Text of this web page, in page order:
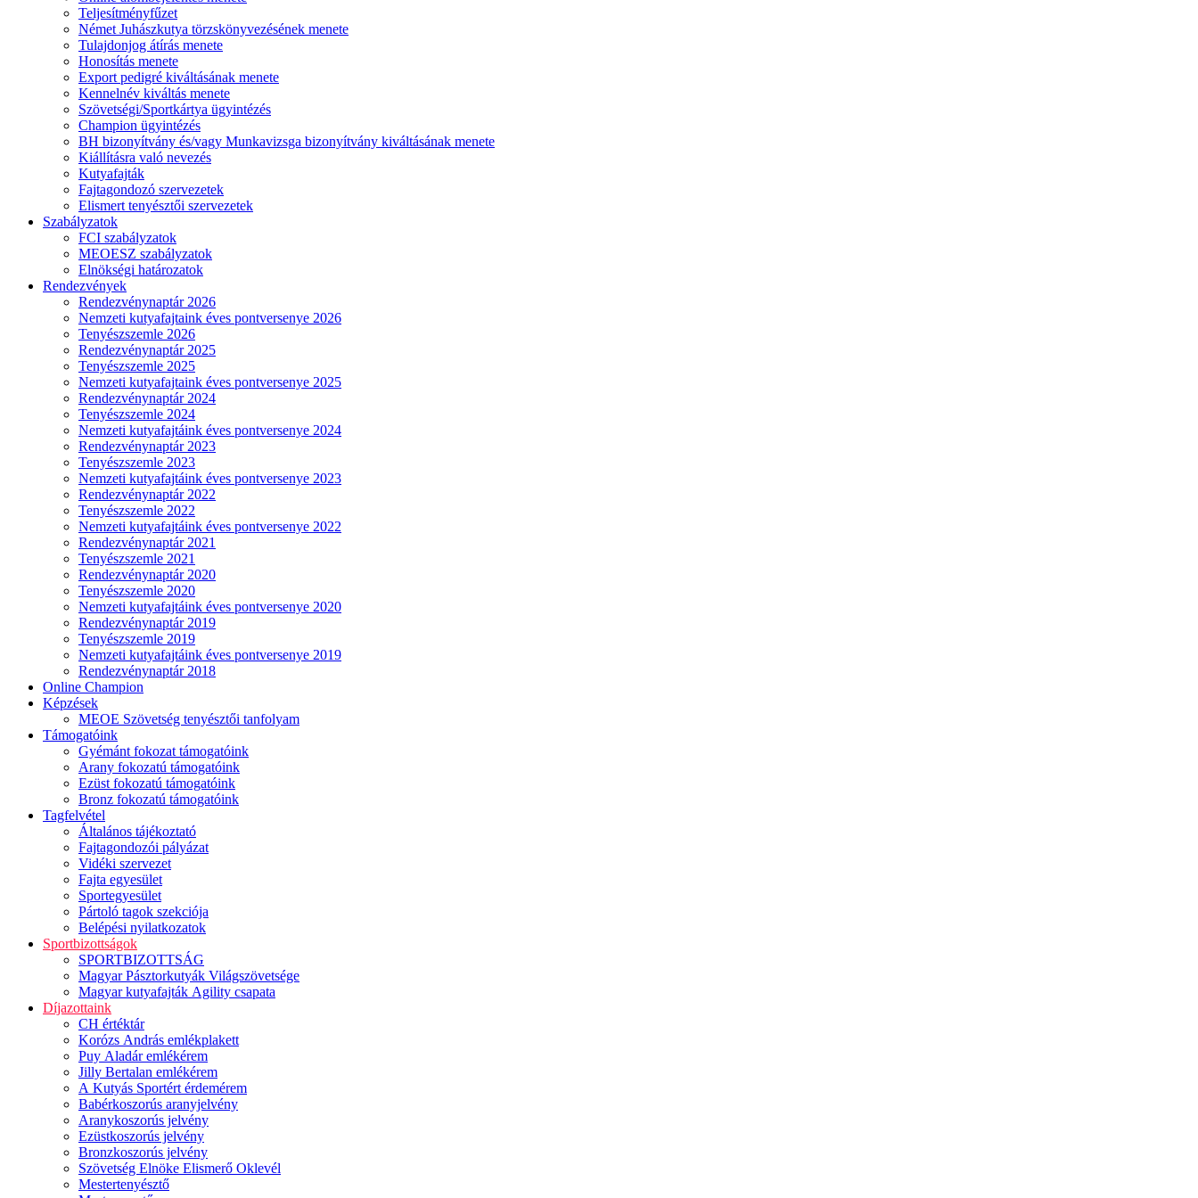
Teljesítményfűzet
Német Juhászkutya törzskönyvezésének menete
Tulajdonjog átírás menete
Honosítás menete
Export pedigré kiváltásának menete
Kennelnév kiváltás menete
Szövetségi/Sportkártya ügyintézés
Champion ügyintézés
BH bizonyítvány és/vagy Munkavizsga bizonyítvány kiváltásának menete
Kiállításra való nevezés
Kutyafajták
Fajtagondozó szervezetek
Elismert tenyésztői szervezetek
Szabályzatok
FCI szabályzatok
MEOESZ szabályzatok
Elnökségi határozatok
Rendezvények
Rendezvénynaptár 2026
Nemzeti kutyafajtaink éves pontversenye 2026
Tenyészszemle 2026
Rendezvénynaptár 2025
Tenyészszemle 2025
Nemzeti kutyafajtaink éves pontversenye 2025
Rendezvénynaptár 2024
Tenyészszemle 2024
Nemzeti kutyafajtáink éves pontversenye 2024
Rendezvénynaptár 2023
Tenyészszemle 2023
Nemzeti kutyafajtáink éves pontversenye 2023
Rendezvénynaptár 2022
Tenyészszemle 2022
Nemzeti kutyafajtáink éves pontversenye 2022
Rendezvénynaptár 2021
Tenyészszemle 2021
Rendezvénynaptár 2020
Tenyészszemle 2020
Nemzeti kutyafajtáink éves pontversenye 2020
Rendezvénynaptár 2019
Tenyészszemle 2019
Nemzeti kutyafajtáink éves pontversenye 2019
Rendezvénynaptár 2018
Online Champion
Képzések
MEOE Szövetség tenyésztői tanfolyam
Támogatóink
Gyémánt fokozat támogatóink
Arany fokozatú támogatóink
Ezüst fokozatú támogatóink
Bronz fokozatú támogatóink
Tagfelvétel
Általános tájékoztató
Fajtagondozói pályázat
Vidéki szervezet
Fajta egyesület
Sportegyesület
Pártoló tagok szekciója
Belépési nyilatkozatok
Sportbizottságok
SPORTBIZOTTSÁG
Magyar Pásztorkutyák Világszövetsége
Magyar kutyafajták Agility csapata
Díjazottaink
CH értéktár
Korózs András emlékplakett
Puy Aladár emlékérem
Jilly Bertalan emlékérem
A Kutyás Sportért érdemérem
Babérkoszorús aranyjelvény
Aranykoszorús jelvény
Ezüstkoszorús jelvény
Bronzkoszorús jelvény
Szövetség Elnöke Elismerő Oklevél
Mestertenyésztő